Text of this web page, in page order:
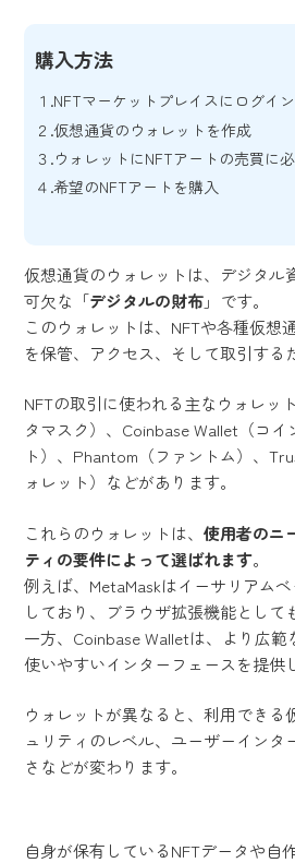
購入方法
NFTマーケットプレイスにログイン
仮想通貨のウォレットを作成
ウォレットにNFTアートの売買に
希望のNFTアートを購入
仮想通貨のウォレットは、デジタル
可欠な「デジタルの財布」です。
このウォレットは、NFTや各種仮想
を保管、アクセス、そして取引する
NFTの取引に使われる主なウォレッ
タマスク）、Coinbase Wallet（コイ
ト）、Phantom（ファントム）、
ォレット）などがあります。
これらのウォレットは、使用者のニ
ティの要件によって選ばれます。
例えば、MetaMaskはイーサリアム
しており、ブラウザ拡張機能として
一方、Coinbase Walletは、より広範
使いやすいインターフェースを提供
ウォレットが異なると、利用できる
ュリティのレベル、ユーザーインタ
さなどが変わります。
自身が保有しているNFTデータや自